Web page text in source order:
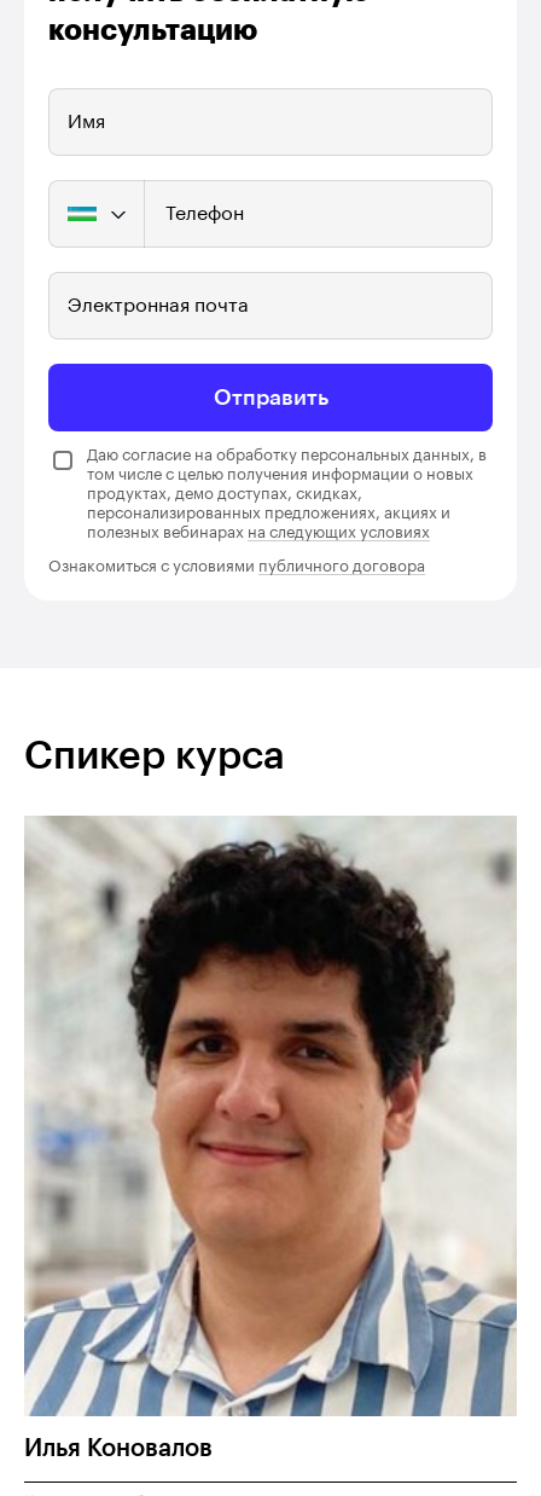
консультацию
Имя
Телефон
Электронная почта
Отправить
Даю согласие на обработку персональных данных, в
том числе с целью получения информации о новых
продуктах, демо доступах, скидках,
персонализированных предложениях, акциях и
полезных вебинарах на следующих условиях
Ознакомиться с условиями публичного договора
Спикер курса
Илья Коновалов